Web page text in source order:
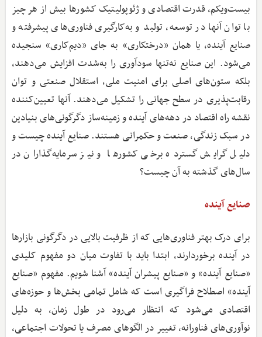
بیست‌ویکم، قدرت اقتصادی و ژئوپولیتیک کشورها بیش از هر چیز
با توان آنها در توسعه، تولید و به‌کارگیری فناوری‌های پیشرفته و
صنایع آینده، یا همان «درختکاری» به جای «دیم‌کاری» سنجیده
می‌شود. این صنایع نه‌تنها سودآوری را به‌شدت افزایش می‌دهند،
بلکه ستون‌های اصلی برای امنیت ملی، استقلال صنعتی و توان
رقابت‌پذیری در سطح جهانی را تشکیل می‌دهند. آنها تعیین‌کننده
نقشه راه اقتصاد در دهه‌های آینده و زمینه‌ساز دگرگونی‌های بنیادین
در سبک زندگی، صنعت و حکمرانی هستند. صنایع آینده چیست و
دلیل گرایش گسترده برخی کشورها و نیز سرمایه‌گذاران در
سال‌های گذشته به آن چیست؟
صنایع آینده
برای درک بهتر فناوری‌هایی که از ظرفیت بالایی در دگرگونی بازارها
در آینده برخوردارند، ابتدا باید با تفاوت میان دو مفهوم کلیدی
«صنایع آینده» و «صنایع پیشران آینده» آشنا شویم. مفهوم «صنایع
آینده» اصطلاح فراگیری است که شامل تمامی بخش‌ها و حوزه‌های
اقتصادی می‌شود که انتظار می‌رود در طول زمان، به دلیل
نوآوری‌های فناورانه، تغییر در الگوهای مصرف یا تحولات اجتماعی،